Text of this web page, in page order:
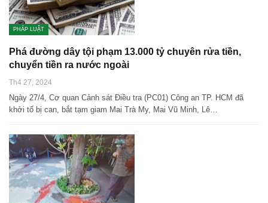
PHÁP LUẬT
Phá đường dây tội phạm 13.000 tỷ chuyên rửa tiền,
chuyển tiền ra nước ngoài
Th4 27, 2024
Ngày 27/4, Cơ quan Cảnh sát Điều tra (PC01) Công an TP. HCM đã
khởi tố bị can, bắt tạm giam Mai Trà My, Mai Vũ Minh, Lê…